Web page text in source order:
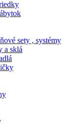
sety , systémy
a sklá